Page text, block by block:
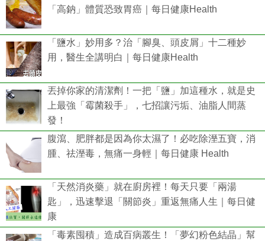
「高鈉」體質恐致胃癌｜每日健康Health
「鹽水」妙用多？治「腳臭、頭皮屑」十二種妙
用，醫生全講明白｜每日健康Health
丟掉你家的清潔劑！一把「鹽」加這種水，就是史
上最強「霉菌殺手」，七招讓污垢、油脂人間蒸
發！
腹瀉、肥胖都是因為你太濕了！必吃除溼五寶，消
腫、祛溼毒，無痛一身輕｜每日健康 Health
「天然消炎藥」就在廚房裡！每天只要「兩湯
匙」，迅速擊退「關節炎」重返無痛人生｜每日健
康
「毒素囤積」造成百病叢生！「夢幻粉色結晶」幫